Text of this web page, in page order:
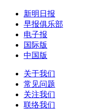
新明日报
早报俱乐部
电子报
国际版
中国版
关于我们
常见问题
关注我们
联络我们